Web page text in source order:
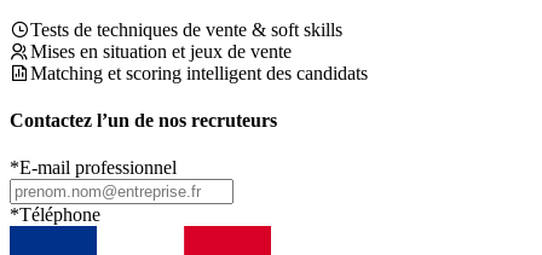
Tests de techniques de vente & soft skills
Mises en situation et jeux de vente
Matching et scoring intelligent des candidats
Contactez l’un de nos recruteurs
*E-mail professionnel
*Téléphone